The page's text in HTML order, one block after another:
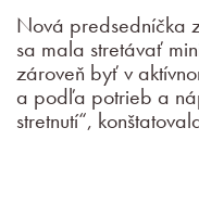
Nová predsedníčka
sa mala stretávať
zároveň byť v
a podľa potrieb a
stretnutí“,